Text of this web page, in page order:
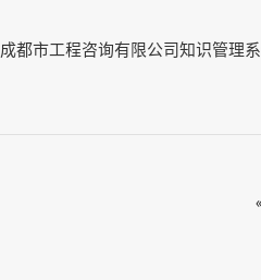
成都市工程咨询有限公司知识管理
«